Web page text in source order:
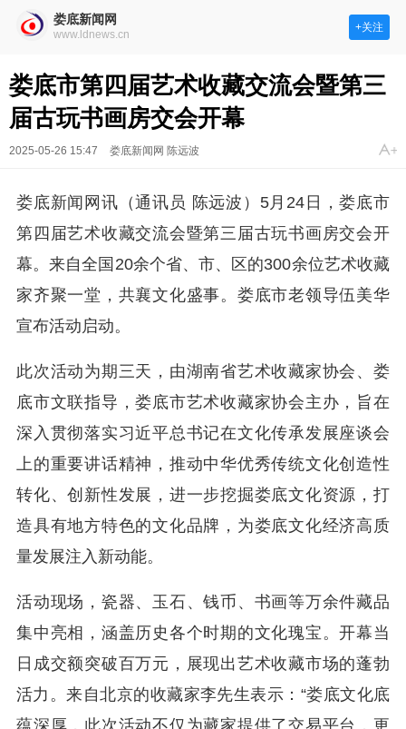
娄底新闻网
www.ldnews.cn
+关注
娄底市第四届艺术收藏交流会暨第三
届古玩书画房交会开幕
2025-05-26 15:47 娄底新闻网 陈远波
娄底新闻网讯（通讯员 陈远波）5月24日，娄底市
第四届艺术收藏交流会暨第三届古玩书画房交会开
幕。来自全国20余个省、市、区的300余位艺术收藏
家齐聚一堂，共襄文化盛事。娄底市老领导伍美华
宣布活动启动。
此次活动为期三天，由湖南省艺术收藏家协会、娄
底市文联指导，娄底市艺术收藏家协会主办，旨在
深入贯彻落实习近平总书记在文化传承发展座谈会
上的重要讲话精神，推动中华优秀传统文化创造性
转化、创新性发展，进一步挖掘娄底文化资源，打
造具有地方特色的文化品牌，为娄底文化经济高质
量发展注入新动能。
活动现场，瓷器、玉石、钱币、书画等万余件藏品
集中亮相，涵盖历史各个时期的文化瑰宝。开幕当
日成交额突破百万元，展现出艺术收藏市场的蓬勃
活力。来自北京的收藏家李先生表示：“娄底文化底
蕴深厚，此次活动不仅为藏家提供了交易平台，更